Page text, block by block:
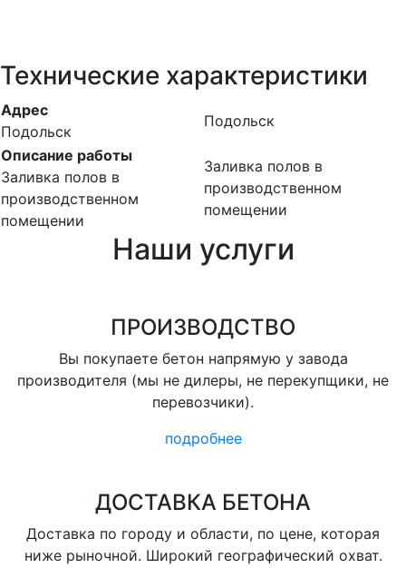
Технические характеристики
Адрес
Подольск
Подольск
Описание работы
Заливка полов в
производственном
помещении
Заливка полов в
производственном
помещении
Наши услуги
ПРОИЗВОДСТВО
Вы покупаете бетон напрямую у завода
производителя (мы не дилеры, не перекупщики, не
перевозчики).
подробнее
ДОСТАВКА БЕТОНА
Доставка по городу и области, по цене, которая
ниже рыночной. Широкий географический охват.